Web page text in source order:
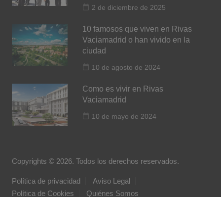
2 de diciembre de 2025
10 famosos que viven en Rivas
Vaciamadrid o han vivido en la
ciudad
10 de agosto de 2024
Como es vivir en Rivas
Vaciamadrid
10 de mayo de 2024
Copyrights © 2026. Todos los derechos reservados.
Política de privacidad
Aviso Legal
Política de Cookies
Quiénes Somos